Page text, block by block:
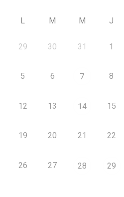
L M M J
29 30 31 1
5 6 7 8
12 13 14 15
19 20 21 22
26 27 28 29